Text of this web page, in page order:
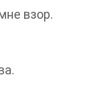
взор.